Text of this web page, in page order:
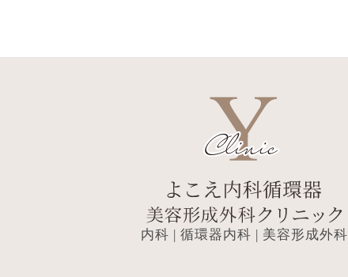
内科 | 循環器内科 | 美容形成外科